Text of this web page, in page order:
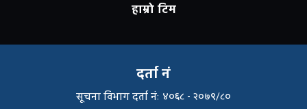
हाम्रो टिम
दर्ता नं
सूचना विभाग दर्ता नंः ४०६८ - २०७९/८०